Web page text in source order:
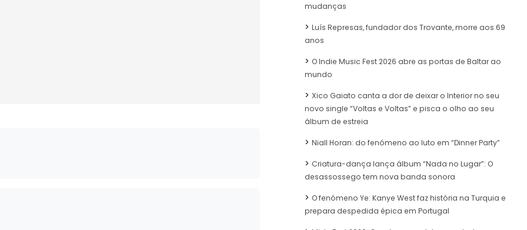
mudanças
Luís Represas, fundador dos Trovante, morre aos 69
anos
O Indie Music Fest 2026 abre as portas de Baltar ao
mundo
Xico Gaiato canta a dor de deixar o Interior no seu
novo single “Voltas e Voltas” e pisca o olho ao seu
álbum de estreia
Niall Horan: do fenómeno ao luto em “Dinner Party”
Criatura-dança lança álbum “Nada no Lugar”: O
desassossego tem nova banda sonora
O fenómeno Ye: Kanye West faz história na Turquia e
prepara despedida épica em Portugal